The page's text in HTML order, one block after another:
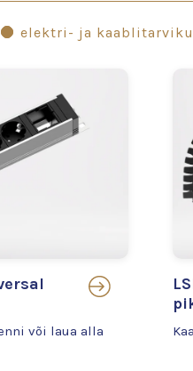
elektri- ja
või laua alla